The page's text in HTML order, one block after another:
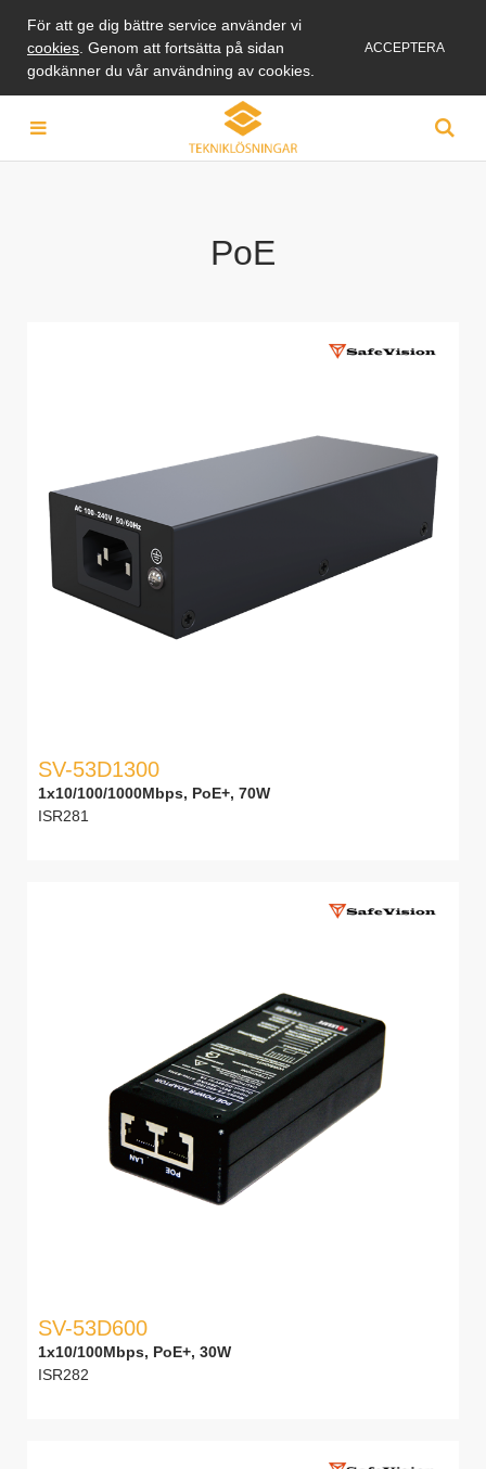
För att ge dig bättre service använder vi
cookies . Genom att fortsätta på sidan
godkänner du vår användning av cookies.
ACCEPTERA
PoE
SV-53D1300
1x10/100/1000Mbps, PoE+, 70W
ISR281
SV-53D600
1x10/100Mbps, PoE+, 30W
ISR282